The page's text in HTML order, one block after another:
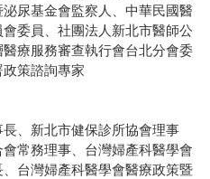
尿基金會監察人、中華民國醫
委員、社團法人新北市醫師公
療服務審查執行會台北分會委
策諮詢專家
、新北市健保診所協會理事
常務理事、台灣婦產科醫學會
台灣婦產科醫學會醫療政策暨